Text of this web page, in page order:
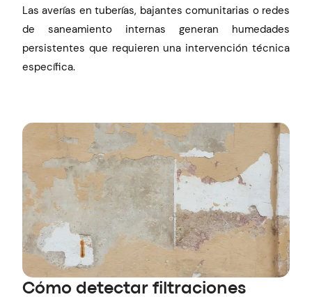
Las averías en tuberías, bajantes comunitarias o redes
de saneamiento internas generan humedades
persistentes que requieren una intervención técnica
específica.
Cómo detectar filtraciones